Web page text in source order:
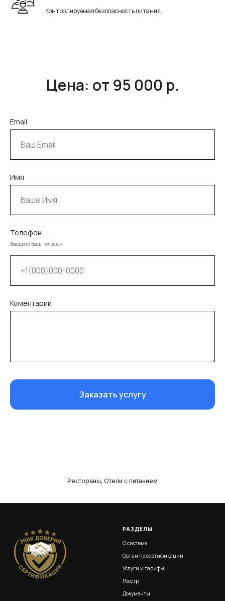
Контролируемая безопасность питания.
Цена: от 95 000 р.
Email
Имя
Телефон
Введите Ваш телефон
Коментарий
Заказать услугу
Рестораны, Отели с питанием
РАЗДЕЛЫ
О системе
Орган по сертификации
Услуги и тарифы
Реестр
Документы